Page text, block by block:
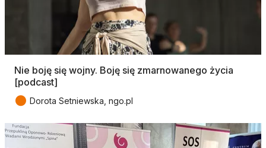
Nie boję się wojny. Boję się zmarnowanego życia
[podcast]
● Dorota Setniewska, ngo.pl